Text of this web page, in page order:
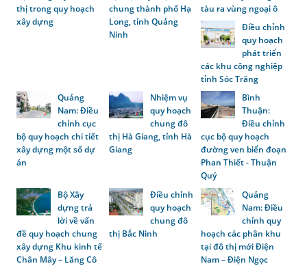
thị trong quy hoạch
xây dựng
chung thành phố Hạ
Long, tỉnh Quảng
Ninh
tàu ra vùng ngoại ô
Điều chỉnh
quy hoạch
phát triển
các khu công nghiệp
tỉnh Sóc Trăng
Quảng
Nam: Điều
chỉnh cục
bộ quy hoạch chi tiết
xây dựng một số dự
án
Nhiệm vụ
quy hoạch
chung đô
thị Hà Giang, tỉnh Hà
Giang
Bình
Thuận:
Điều chỉnh
cục bộ quy hoạch
đường ven biển đoạn
Phan Thiết - Thuận
Quý
Bộ Xây
dựng trả
lời về vấn
đề quy hoạch chung
xây dựng Khu kinh tế
Chân Mây – Lăng Cô
Điều chỉnh
quy hoạch
chung đô
thị Bắc Ninh
Quảng
Nam: Điều
chỉnh quy
hoạch các phân khu
tại đô thị mới Điện
Nam – Điện Ngọc